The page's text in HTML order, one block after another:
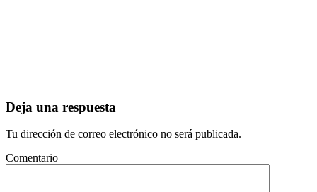
Deja una respuesta
Tu dirección de correo electrónico no será publicada.
Comentario